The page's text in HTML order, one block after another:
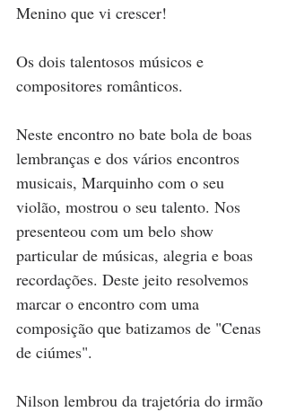
Menino que vi crescer!
Os dois talentosos músicos e
compositores românticos.
Neste encontro no bate bola de boas
lembranças e dos vários encontros
musicais, Marquinho com o seu
violão, mostrou o seu talento. Nos
presenteou com um belo show
particular de músicas, alegria e boas
recordações. Deste jeito resolvemos
marcar o encontro com uma
composição que batizamos de "Cenas
de ciúmes".
Nilson lembrou da trajetória do irmão